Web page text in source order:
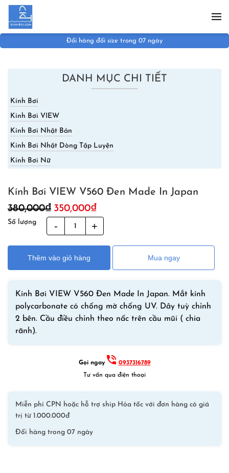
Skip to main content
Đổi hàng đổi size trong 07 ngày
DANH MỤC CHI TIẾT
Kính Bơi
Kính Bơi VIEW
Kính Bơi Nhật Bản
Kính Bơi Nhật Dòng Tập Luyện
Kính Bơi Nữ
Kính Bơi VIEW V560 Đen Made In Japan
380,000₫ Giá
gốc
350,000₫Giá
hiện
Số lượng
Bơi
VIEW
V560
Đen
In
Japan
số
Thêm vào giỏ hàng Mua ngay
Kính Bơi VIEW V560 Đen Made In Japan. Mắt kính
polycarbonate có chống mờ chống UV. Dây tuỳ chỉnh
2 bên. Cầu điều chỉnh theo nấc trên cầu mũi ( chia
rãnh).
Gọi ngay
0937316789
Tư vấn qua điện thoại
Miễn phí CPN hoặc hỗ trợ ship Hỏa tốc với đơn hàng có giá
trị từ 1.000.000đ
Đổi hàng trong 07 ngày